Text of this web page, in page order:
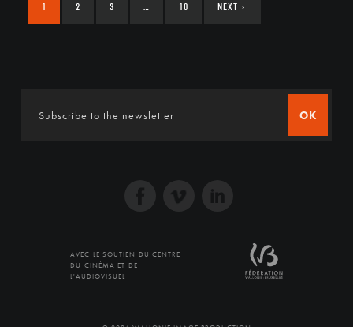
1 2 3 … 10 NEXT ›
OK
AVEC LE SOUTIEN DU CENTRE
DU CINÉMA ET DE
L'AUDIOVISUEL